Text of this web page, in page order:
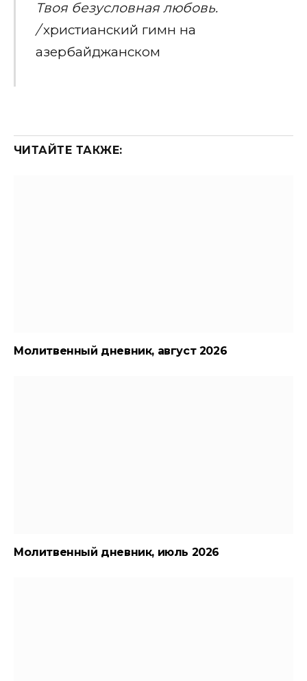
Твоя безусловная любовь.
/христианский гимн на
азербайджанском
ЧИТАЙТЕ ТАКЖЕ:
Молитвенный дневник, август 2026
Молитвенный дневник, июль 2026